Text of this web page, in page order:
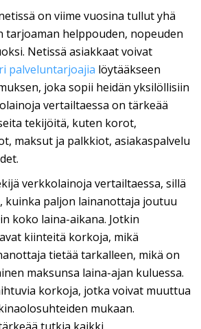
on viime vuosina tullut yhä
tarjoaman helppouden, nopeuden
Netissä asiakkaat voivat
palveluntarjoajia löytääkseen
joka sopii heidän yksilöllisiin
vertailtaessa on tärkeää
tekijöitä, kuten korot,
maksut ja palkkiot, asiakaspalvelu
verkkolainoja vertailtaessa, sillä
kuinka paljon lainanottaja joutuu
koko laina-aikana. Jotkin
kiinteitä korkoja, mikä
tietää tarkalleen, mikä on
maksunsa laina-ajan kuluessa.
korkoja, jotka voivat muuttua
mukaan.